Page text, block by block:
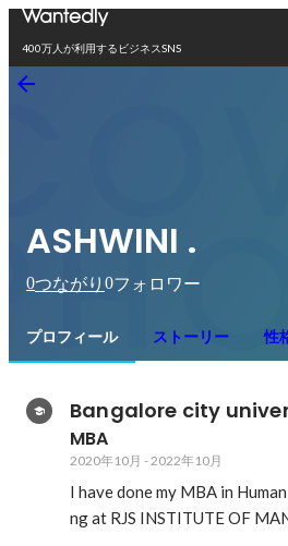
400万人が利用するビジネスSNS
ASHWINI .
0つながり 0フォロワー
プロフィール ストーリー 性
Bangalore city
MBA
2020年10月 -2022年10月
I have done my MBA in
ng at RJS INSTITUTE OF